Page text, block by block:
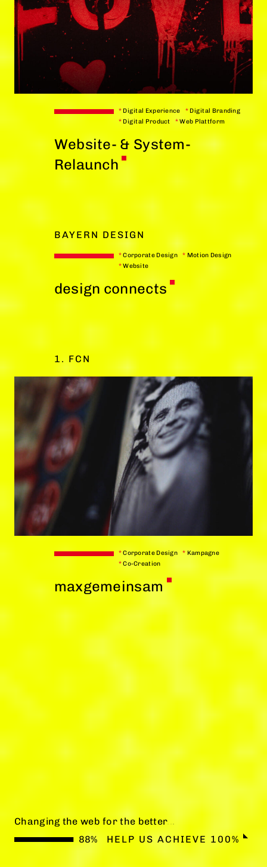
* Digital Experience * Digital Branding
* Digital Product *Web Plattform
Website- & System-
Relaunch
BAYERN DESIGN
*Corporate Design * Motion Design
*Website
design connects
1. FCN
*Corporate Design * Kampagne
*Co-Creation
maxgemeinsam
Changing the web for the better. .
HELP US ACHIEVE 100%